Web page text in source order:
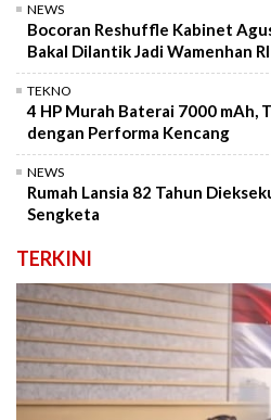
NEWS
Bocoran Reshuffle Kabinet
Bakal Dilantik Jadi Wamenhan RI
TEKNO
4 HP Murah Baterai 7000 mAh,
dengan Performa Kencang
NEWS
Rumah Lansia 82 Tahun
Sengketa
TERKINI